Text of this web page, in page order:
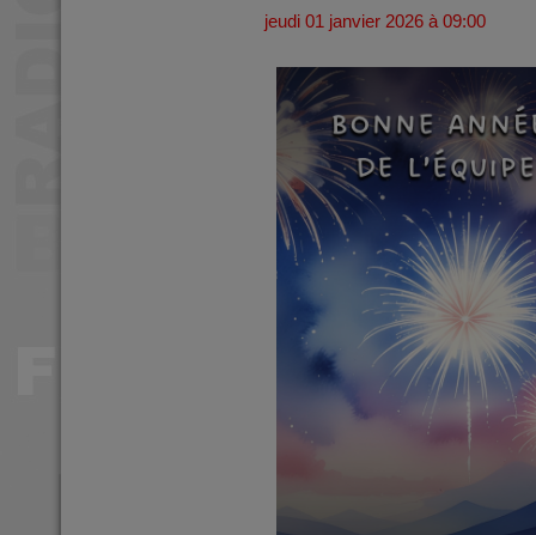
jeudi 01 janvier 2026 à 09:00